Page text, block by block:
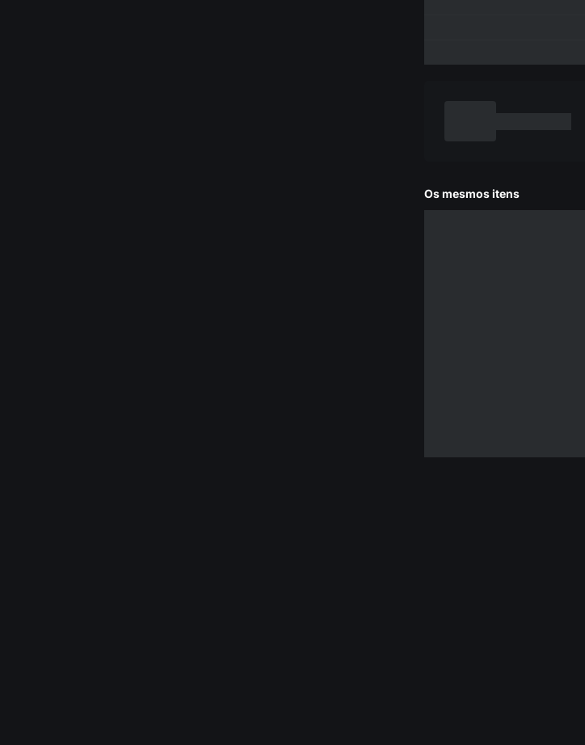
Os mesmos itens